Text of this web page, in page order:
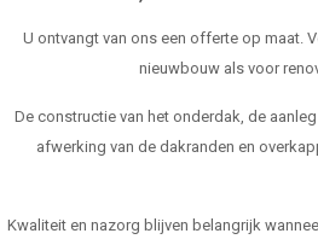
U ontvangt van ons een offerte op maat.
nieuwbouw als voor
De constructie van het onderdak, de
afwerking van de dakranden en
Kwaliteit en nazorg blijven belangrijk